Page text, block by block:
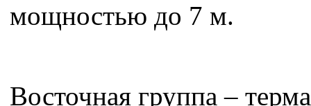
мощностью до 7 м.
Восточная группа –